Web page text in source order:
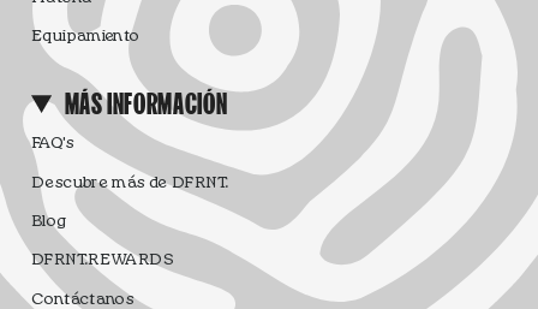
Equipamiento
MÁS INFORMACIÓN
FAQ's
Descubre más de DFRNT.
Blog
DFRNT.REWARDS
Contáctanos